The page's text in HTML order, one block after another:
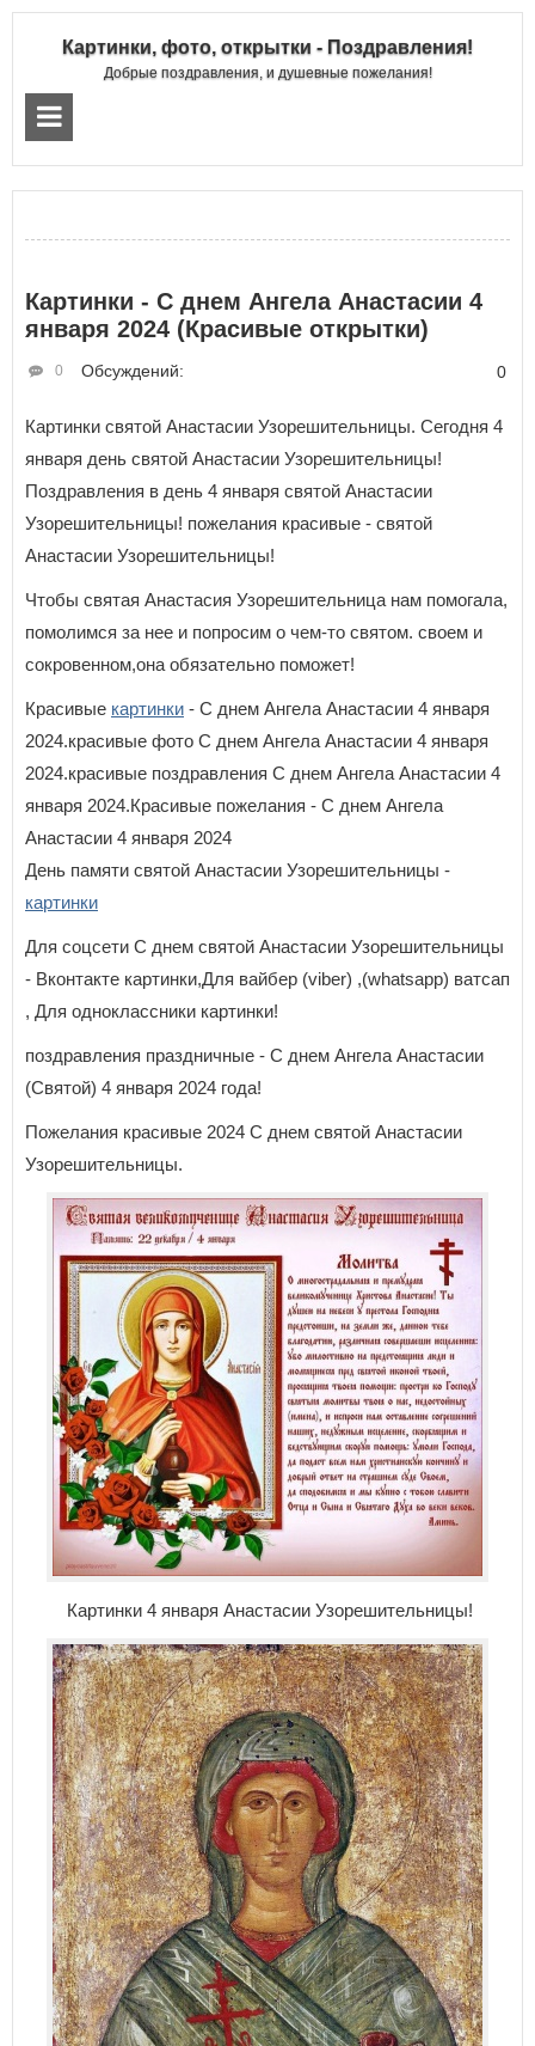
Картинки, фото, открытки - Поздравления!
Добрые поздравления, и душевные пожелания!
Картинки - С днем Ангела Анастасии 4
января 2024 (Красивые открытки)
Обсуждений:
0 0
Картинки святой Анастасии Узорешительницы. Сегодня 4
января день святой Анастасии Узорешительницы!
Поздравления в день 4 января святой Анастасии
Узорешительницы! пожелания красивые - святой
Анастасии Узорешительницы!
Чтобы святая Анастасия Узорешительница нам помогала,
помолимся за нее и попросим о чем-то святом. своем и
сокровенном,она обязательно поможет!
Красивые картинки - С днем Ангела Анастасии 4 января
2024.красивые фото С днем Ангела Анастасии 4 января
2024.красивые поздравления С днем Ангела Анастасии 4
января 2024.Красивые пожелания - С днем Ангела
Анастасии 4 января 2024
День памяти святой Анастасии Узорешительницы -
картинки
Для соцсети С днем святой Анастасии Узорешительницы
- Вконтакте картинки,Для вайбер (viber) ,(whatsapp) ватсап
, Для одноклассники картинки!
поздравления праздничные - С днем Ангела Анастасии
(Святой) 4 января 2024 года!
Пожелания красивые 2024 С днем святой Анастасии
Узорешительницы.
Картинки 4 января Анастасии Узорешительницы!